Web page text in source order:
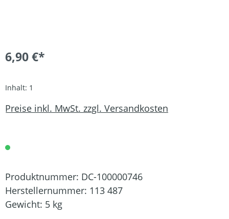
6,90 €*
Inhalt: 1
Preise inkl. MwSt. zzgl. Versandkosten
Produktnummer: DC-100000746
Herstellernummer: 113 487
Gewicht: 5 kg